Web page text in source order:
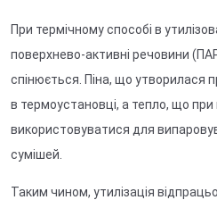
При термічному способі в
поверхнево-активні речовини
спінюється. Піна, що утворилася
в термоустановці, а тепло, що
використовуватися для
сумішей.
Таким чином, утилізація